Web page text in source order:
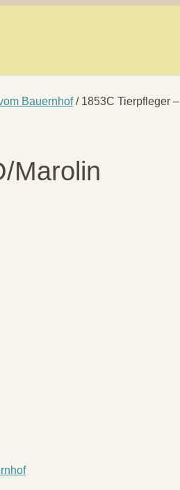
Bauernhof/ 1853C Tierpfleger –
Marolin